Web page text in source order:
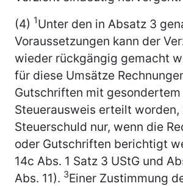
(4) 1Unter den in Absatz 3
Voraussetzungen kann der
wieder rückgängig gemacht
für diese Umsätze
Gutschriften mit gesondertem
Steuerausweis erteilt
Steuerschuld nur, wenn die
oder Gutschriften berichtigt
14c Abs. 1 Satz 3 UStG und
Abs. 11). 3Einer Zustimmung